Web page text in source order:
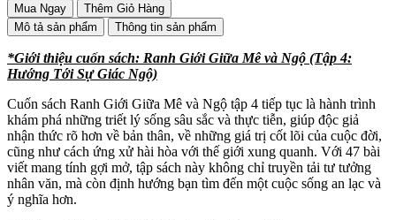
Mua Ngay
Thêm Giỏ Hàng
Mô tả sản phẩm
Thông tin sản phẩm
*Giới thiệu cuốn sách: Ranh Giới Giữa Mê và Ngộ (Tập 4:
Hướng Tới Sự Giác Ngộ)
Cuốn sách Ranh Giới Giữa Mê và Ngộ tập 4 tiếp tục là hành trình
khám phá những triết lý sống sâu sắc và thực tiễn, giúp độc giả
nhận thức rõ hơn về bản thân, về những giá trị cốt lõi của cuộc đời,
cũng như cách ứng xử hài hòa với thế giới xung quanh. Với 47 bài
viết mang tính gợi mở, tập sách này không chỉ truyền tải tư tưởng
nhân văn, mà còn định hướng bạn tìm đến một cuộc sống an lạc và
ý nghĩa hơn.